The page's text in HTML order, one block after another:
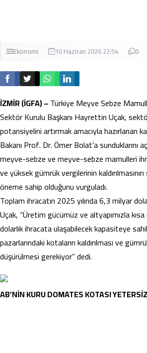
Ekonomi 10 Haziran 2026 22:54 0
İZMİR (İGFA) –Türkiye Meyve Sebze
Sektör Kurulu Başkanı Hayrettin Uçak,
potansiyelini artırmak amacıyla hazırlanan
Bakanı Prof. Dr. Ömer Bolat’a sunduklarını
meyve-sebze ve meyve-sebze mamulleri
ve yüksek gümrük vergilerinin
öneme sahip olduğunu vurguladı.
Toplam ihracatın 2025 yılında 6,3 milyar
Uçak, “Üretim gücümüz ve altyapımızla
dolarlık ihracata ulaşabilecek kapasiteye
pazarlarındaki kotaların kaldırılması ve
düşürülmesi gerekiyor” dedi.
AB’NİN KURU DOMATES KOTASI YETERSİZ